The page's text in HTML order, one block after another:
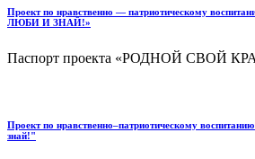
Проект по нравственно — патриотическому
ЛЮБИ И ЗНАЙ!»
Паспорт проекта «РОДНОЙ СВОЙ
Проект по нравственно–патриотическому
знай!"